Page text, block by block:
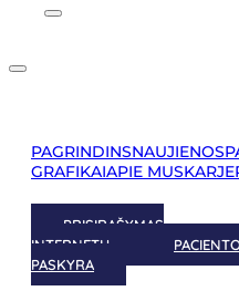
PAGRINDINSNAUJIENOS
GRAFIKAIAPIE MUS
PRISIRAŠYMAS
INTERNETU
PASKYRA